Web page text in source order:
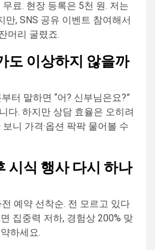
료. 현장 등록은 5천 원. 저는
만, SNS 공유 이벤트 참여해서
머리 굴렸죠.
도 이상하지 않을까
터 말하면 “어? 신부님은요?”
다. 하지만 상담 효율은 오히려
니 가격·옵션 팍팍 물어볼 수
시식 행사 다시 하나
예약 선착순. 전 모르고 있다
집중력 저하, 경험상 200% 맞
하세요.